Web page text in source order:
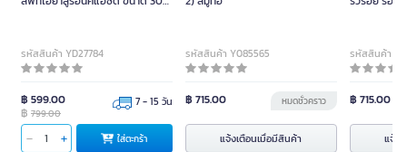
รหัสสินค้า YD27784
฿ 599.00
฿ 799.00
7 - 15 วัน
ใส่ตะกร้า
รหัสสินค้า Y085565
฿ 715.00 หมดชั่วคราว
แจ้งเตือนเมื่อมีสินค้า
รหัสสินค้า
฿ 715.00
แจ้ง